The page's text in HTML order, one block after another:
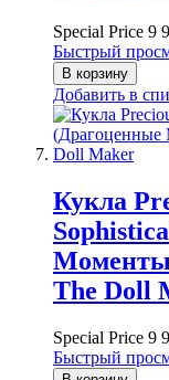
Special Price 9
Быстрый
В корзину
Добавить в
Кукла
Моменты
The Doll
Special Price 9
Быстрый